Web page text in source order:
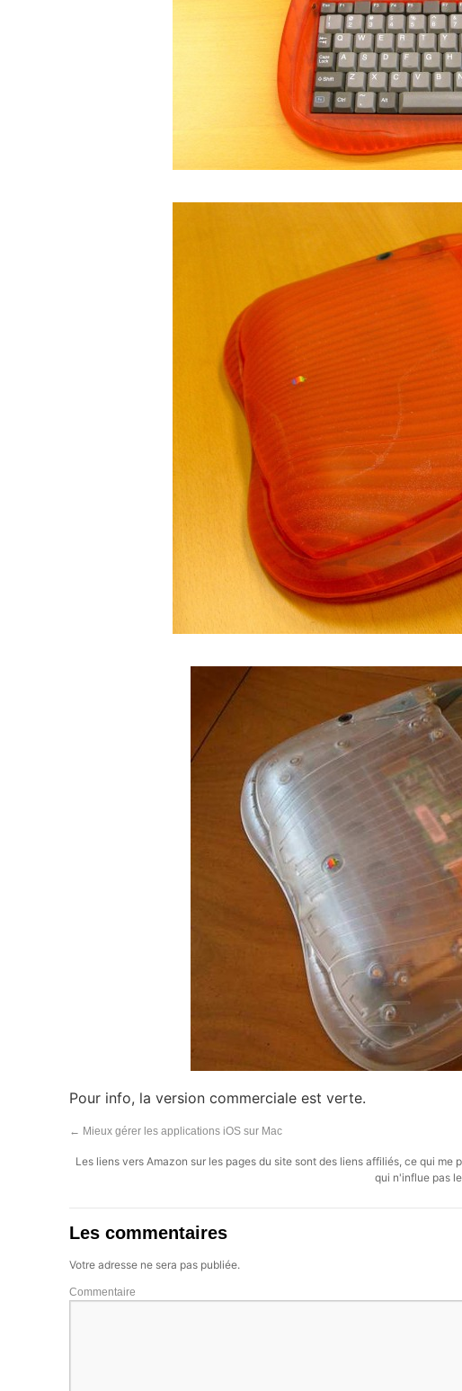
Pour info, la version commerciale est verte.
← Mieux gérer les applications iOS sur Mac
Les liens vers Amazon sur les pages du site sont des liens affiliés, ce qui
qui n'influe pas
Les commentaires
Votre adresse ne sera pas publiée.
Commentaire